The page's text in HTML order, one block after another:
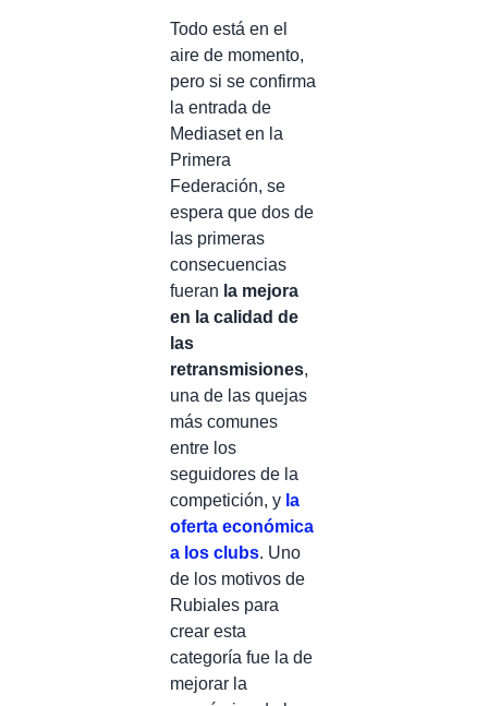
Todo está en el
aire de momento,
pero si se confirma
la entrada de
Mediaset en la
Primera
Federación, se
espera que dos de
las primeras
consecuencias
fueran la mejora
en la calidad de
las
retransmisiones,
una de las quejas
más comunes
entre los
seguidores de la
competición, y la
oferta económica
a los clubs. Uno
de los motivos de
Rubiales para
crear esta
categoría fue la de
mejorar la